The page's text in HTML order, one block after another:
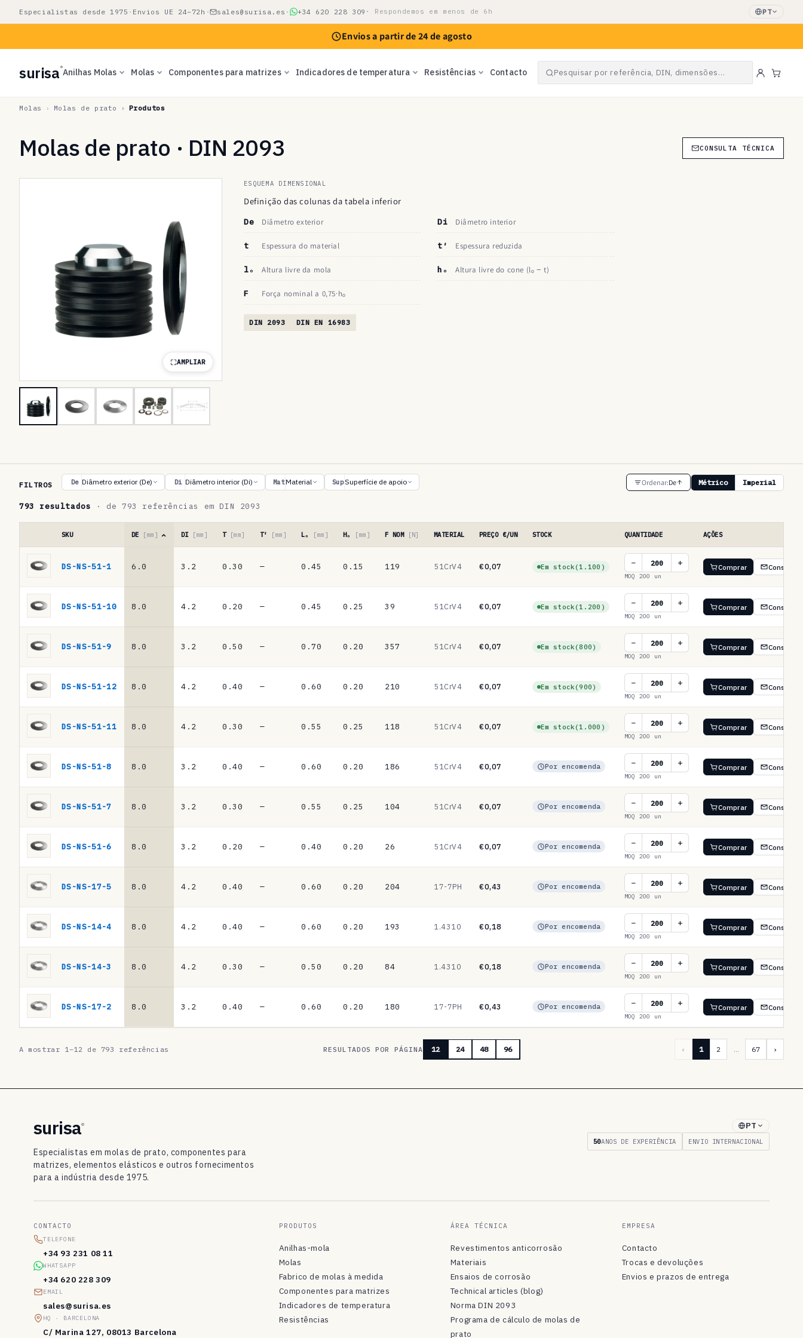
para o
conteúdo
Especialistas desde 1975 · Envios UE 24–72h · sales@surisa.es · +34 620 228 309 · Respondemos em menos de 6h PT
Envios a partir de 24 de agosto
surisa®Anilhas Molas Molas Componentes para matrizes Indicadores de temperatura Resistências Contacto Pesquisar por referência, DIN, dimensões…
Molas Molas de prato Produtos
Molas de prato · DIN 2093 CONSULTA TÉCNICA
AMPLIAR
ESQUEMA DIMENSIONAL
Definição das colunas da tabela inferior
De Diâmetro exterior Di Diâmetro interior
t Espessura do material t′ Espessura reduzida
lₒ Altura livre da mola hₒ Altura livre do cone (lₒ − t)
F Força nominal a 0,75·hₒ
DIN 2093 DIN EN 16983
a
b
l
d
r
r
n
i
m
s
r
a
o
FILTROS De Diâmetro exterior (De) Di Diâmetro interior (Di) MatMaterial SupSuperfície de apoio Ordenar:De Métrico Imperial
793 resultados · de 793 referências em DIN 2093
molas
de
DIN
DIN
EN
SKU DE [mm] DI [mm] T [mm] T′ [mm] Lₒ [mm] Hₒ [mm] F NOM [N] MATERIAL PREÇO €/UN STOCK QUANTIDADE AÇÕES
DS-NS-51-1 6.0 3.2 0.30 — 0.45 0.15 119 51CrV4 €0,07 Em stock(1.100) − +
MOQ 200 un
Comprar Consultar
DS-NS-51-10 8.0 4.2 0.20 — 0.45 0.25 39 51CrV4 €0,07 Em stock(1.200) − +
MOQ 200 un
Comprar Consultar
DS-NS-51-9 8.0 3.2 0.50 — 0.70 0.20 357 51CrV4 €0,07 Em stock(800) − +
MOQ 200 un
Comprar Consultar
DS-NS-51-12 8.0 4.2 0.40 — 0.60 0.20 210 51CrV4 €0,07 Em stock(900) − +
MOQ 200 un
Comprar Consultar
DS-NS-51-11 8.0 4.2 0.30 — 0.55 0.25 118 51CrV4 €0,07 Em stock(1.000) − +
MOQ 200 un
Comprar Consultar
DS-NS-51-8 8.0 3.2 0.40 — 0.60 0.20 186 51CrV4 €0,07 Por encomenda − +
MOQ 200 un
Comprar Consultar
DS-NS-51-7 8.0 3.2 0.30 — 0.55 0.25 104 51CrV4 €0,07 Por encomenda − +
MOQ 200 un
Comprar Consultar
DS-NS-51-6 8.0 3.2 0.20 — 0.40 0.20 26 51CrV4 €0,07 Por encomenda − +
MOQ 200 un
Comprar Consultar
DS-NS-17-5 8.0 4.2 0.40 — 0.60 0.20 204 17-7PH €0,43 Por encomenda − +
MOQ 200 un
Comprar Consultar
DS-NS-14-4 8.0 4.2 0.40 — 0.60 0.20 193 1.4310 €0,18 Por encomenda − +
MOQ 200 un
Comprar Consultar
DS-NS-14-3 8.0 4.2 0.30 — 0.50 0.20 84 1.4310 €0,18 Por encomenda − +
MOQ 200 un
Comprar Consultar
DS-NS-17-2 8.0 3.2 0.40 — 0.60 0.20 180 17-7PH €0,43 Por encomenda − +
MOQ 200 un
Comprar Consultar
A mostrar 1–12 de 793 referências RESULTADOS POR PÁGINA 12 24 48 96 ‹ 1 2 … 67 ›
surisa®
Especialistas em molas de prato, componentes para
matrizes, elementos elásticos e outros fornecimentos
para a indústria desde 1975.
PT
50ANOS DE EXPERIÊNCIA ENVIO INTERNACIONAL
CONTACTO
TELEFONE
+34 93 231 08 11
WHATSAPP
+34 620 228 309
EMAIL
sales@surisa.es
HQ · BARCELONA
C/ Marina 127, 08013 Barcelona
PRODUTOS
Anilhas-mola
Molas
Fabrico de molas à medida
Componentes para matrizes
Indicadores de temperatura
Resistências
ÁREA TÉCNICA
Revestimentos anticorrosão
Materiais
Ensaios de corrosão
Technical articles (blog)
Norma DIN 2093
Programa de cálculo de molas de
prato
EMPRESA
Contacto
Trocas e devoluções
Envios e prazos de entrega